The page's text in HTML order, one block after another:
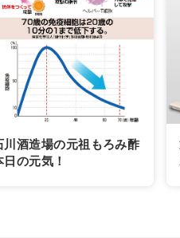
川酒造場の元祖もろみ酢
日の元気！